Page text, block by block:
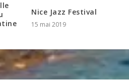
Nice Jazz Festival
15 mai 2019